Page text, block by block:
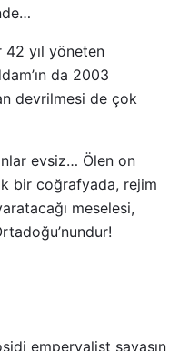
42 yıl yöneten
da 2003
devrilmesi de çok
evsiz… Ölen on
bir coğrafyada, rejim
meselesi,
emperyalist savaşın